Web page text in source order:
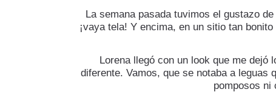
La semana pasada tuvimos el gustazo
¡vaya tela! Y encima, en un sitio tan
Lorena llegó con un look que me dejó
diferente. Vamos, que se notaba a leguas
pomposos ni